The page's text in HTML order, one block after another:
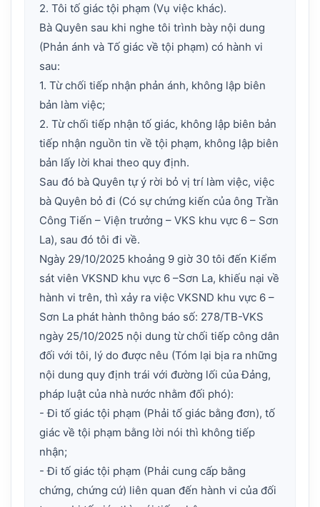
2. Tôi tố giác tội phạm (Vụ việc khác).
Bà Quyên sau khi nghe tôi trình bày nội dung
(Phản ánh và Tố giác về tội phạm) có hành vi
sau:
1. Từ chối tiếp nhận phản ánh, không lập biên
bản làm việc;
2. Từ chối tiếp nhận tố giác, không lập biên bản
tiếp nhận nguồn tin về tội phạm, không lập biên
bản lấy lời khai theo quy định.
Sau đó bà Quyên tự ý rời bỏ vị trí làm việc, việc
bà Quyên bỏ đi (Có sự chứng kiến của ông Trần
Công Tiến – Viện trưởng – VKS khu vực 6 – Sơn
La), sau đó tôi đi về.
Ngày 29/10/2025 khoảng 9 giờ 30 tôi đến Kiểm
sát viên VKSND khu vực 6 –Sơn La, khiếu nại về
hành vi trên, thì xảy ra việc VKSND khu vực 6 –
Sơn La phát hành thông báo số: 278/TB-VKS
ngày 25/10/2025 nội dung từ chối tiếp công dân
đối với tôi, lý do được nêu (Tóm lại bịa ra những
nội dung quy định trái với đường lối của Đảng,
pháp luật của nhà nước nhằm đối phó):
- Đi tố giác tội phạm (Phải tố giác bằng đơn), tố
giác về tội phạm bằng lời nói thì không tiếp
nhận;
- Đi tố giác tội phạm (Phải cung cấp bằng
chứng, chứng cứ) liên quan đến hành vi của đối